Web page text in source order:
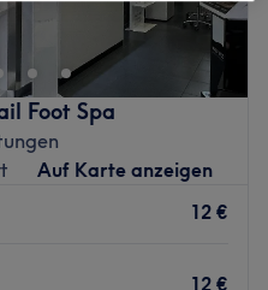
Foot Spa
Auf Karte anzeigen
12 €
12 €